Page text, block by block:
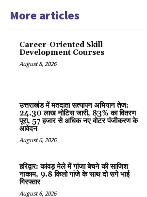
More articles
Career-Oriented Skill
Development Courses
August 8, 2026
उत्तराखंड में मतदाता सत्यापन अभियान तेज:
24.30 लाख नोटिस जारी, 83% का वितरण
पूरा, 57 हजार से अधिक नए वोटर पंजीकरण के
आवेदन
August 6, 2026
हरिद्वार: कांवड़ मेले में गांजा बेचने की साजिश
नाकाम, 9.8 किलो गांजे के साथ दो सगे भाई
गिरफ्तार
August 6, 2026